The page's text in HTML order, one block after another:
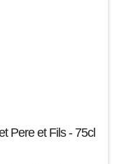
Pere et Fils - 75cl